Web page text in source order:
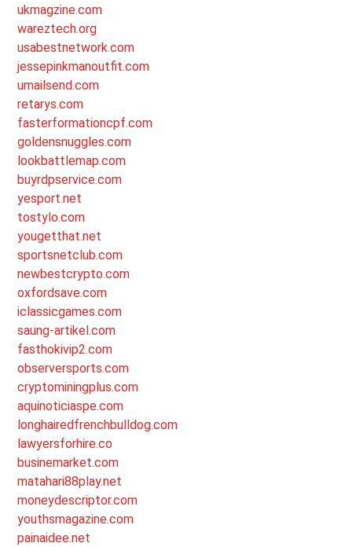
ukmagzine.com
wareztech.org
usabestnetwork.com
jessepinkmanoutfit.com
umailsend.com
retarys.com
fasterformationcpf.com
goldensnuggles.com
lookbattlemap.com
buyrdpservice.com
yesport.net
tostylo.com
yougetthat.net
sportsnetclub.com
newbestcrypto.com
oxfordsave.com
iclassicgames.com
saung-artikel.com
fasthokivip2.com
observersports.com
cryptominingplus.com
aquinoticiaspe.com
longhairedfrenchbulldog.com
lawyersforhire.co
businemarket.com
matahari88play.net
moneydescriptor.com
youthsmagazine.com
painaidee.net